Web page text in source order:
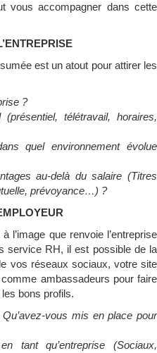
vous accompagner dans cette
est un atout pour attirer les
?
télétravail, horaires,
quel environnement évolue
au-delà du salaire (Titres
prévoyance…) ?
l’image que renvoie l’entreprise
service RH, il est possible de la
vos réseaux sociaux, votre site
ambassadeurs pour faire
bons profils.
vous mis en place pour
tant qu’entreprise (Sociaux,